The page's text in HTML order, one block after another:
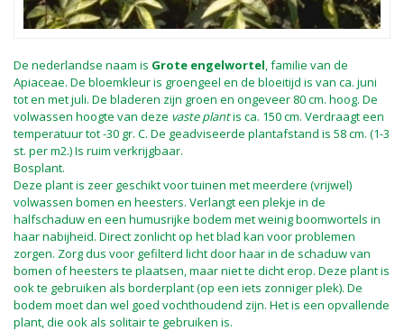
De nederlandse naam is Grote engelwortel, familie van de
Apiaceae. De bloemkleur is groengeel en de bloeitijd is van ca. juni
tot en met juli. De bladeren zijn groen en ongeveer 80 cm. hoog. De
volwassen hoogte van deze vaste plantis ca. 150 cm. Verdraagt een
temperatuur tot -30 gr. C. De geadviseerde plantafstand is 58 cm. (1-3
st. per m2.) Is ruim verkrijgbaar.
Bosplant.
Deze plant is zeer geschikt voor tuinen met meerdere (vrijwel)
volwassen bomen en heesters. Verlangt een plekje in de
halfschaduw en een humusrijke bodem met weinig boomwortels in
haar nabijheid. Direct zonlicht op het blad kan voor problemen
zorgen. Zorg dus voor gefilterd licht door haar in de schaduw van
bomen of heesters te plaatsen, maar niet te dicht erop. Deze plant is
ook te gebruiken als borderplant (op een iets zonniger plek). De
bodem moet dan wel goed vochthoudend zijn. Het is een opvallende
plant, die ook als solitair te gebruiken is.